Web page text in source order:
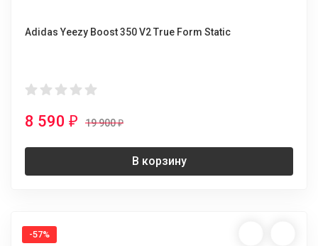
Adidas Yeezy Boost 350 V2 True Form Static
8 590 ₽ 19 900₽
В корзину
-57%